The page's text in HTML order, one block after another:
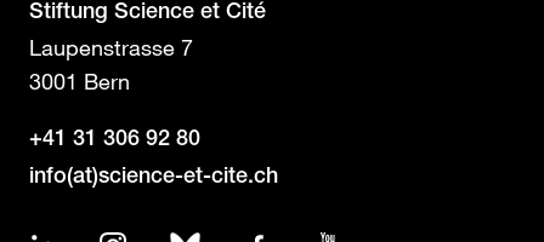
Stiftung Science et Cité
Laupenstrasse 7
3001 Bern
+41 31 306 92 80
info(at)science-et-cite.ch